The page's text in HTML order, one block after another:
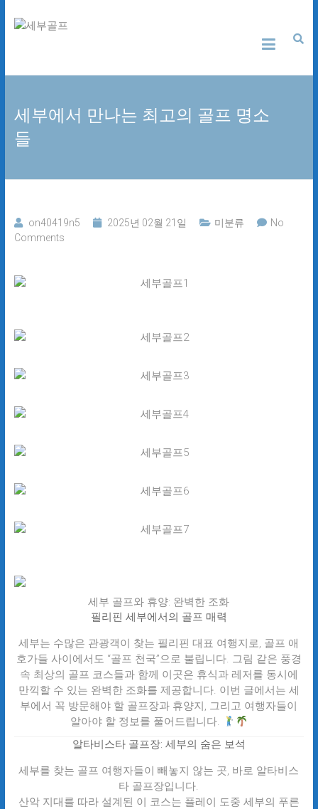
세
프
간
상
담
세부에서 만나는 최고의 골프 명소
들
on40419n5 2025년 02월 21일 미분류
No
Comments
세부 골프와 휴양: 완벽한 조화
필리핀 세부에서의 골프 매력
세부는 수많은 관광객이 찾는 필리핀 대표 여행지로, 골프 애
호가들 사이에서도 “골프 천국”으로 불립니다. 그림 같은 풍경
속 최상의 골프 코스들과 함께 이곳은 휴식과 레저를 동시에
만끽할 수 있는 완벽한 조화를 제공합니다. 이번 글에서는 세
부에서 꼭 방문해야 할 골프장과 휴양지, 그리고 여행자들이
알아야 할 정보를 풀어드립니다.
알타비스타 골프장: 세부의 숨은 보석
세부를 찾는 골프 여행자들이 빼놓지 않는 곳, 바로 알타비스
타 골프장입니다.
산악 지대를 따라 설계된 이 코스는 플레이 도중 세부의 푸른